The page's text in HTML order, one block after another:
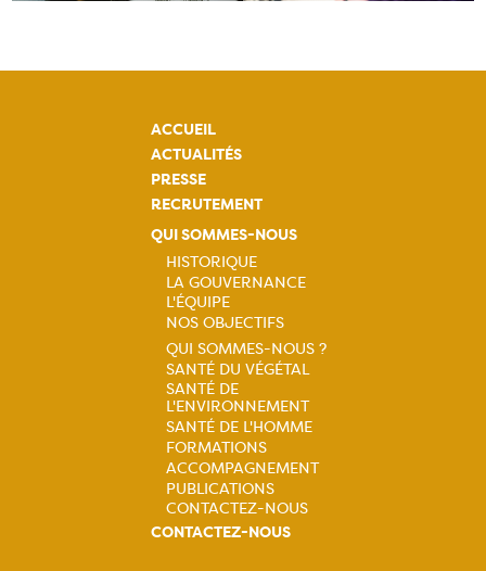
ACCUEIL
ACTUALITÉS
PRESSE
RECRUTEMENT
QUI SOMMES-NOUS
Navigation
principale
HISTORIQUE
LA GOUVERNANCE
L'ÉQUIPE
NOS OBJECTIFS
Navigation
principale
QUI SOMMES-NOUS ?
SANTÉ DU VÉGÉTAL
SANTÉ DE
L'ENVIRONNEMENT
SANTÉ DE L'HOMME
FORMATIONS
ACCOMPAGNEMENT
PUBLICATIONS
CONTACTEZ-NOUS
CONTACTEZ-NOUS